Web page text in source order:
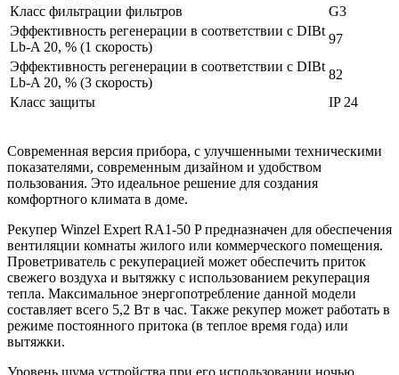
Класс фильтрации фильтров
G3
Эффективность регенерации в соответствии с DIBt
Lb-A 20, % (1 скорость)
97
Эффективность регенерации в соответствии с DIBt
Lb-A 20, % (3 скорость)
82
Класс защиты
IP 24
Современная версия прибора, с улучшенными техническими
показателями, современным дизайном и удобством
пользования. Это идеальное решение для создания
комфортного климата в доме.
Рекупер Winzel Expert RA1-50 P предназначен для обеспечения
вентиляции комнаты жилого или коммерческого помещения.
Проветриватель с рекуперацией может обеспечить приток
свежего воздуха и вытяжку с использованием рекуперация
тепла. Максимальное энергопотребление данной модели
составляет всего 5,2 Вт в час. Также рекупер может работать в
режиме постоянного притока (в теплое время года) или
вытяжки.
Уровень шума устройства при его использовании ночью